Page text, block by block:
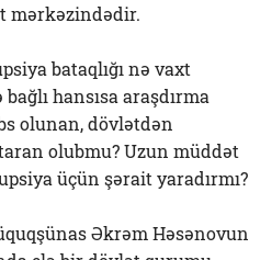
mərkəzindədir.
bataqlığı nə vaxt
hansısa araşdırma
olunan, dövlətdən
olubmu? Uzun müddət
üçün şərait yaradırmı?
Əkrəm Həsənovun